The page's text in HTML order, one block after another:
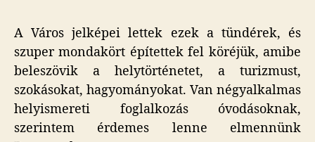
A Város jelképei lettek ezek a tündérek, és
szuper mondakört építettek fel köréjük, amibe
beleszövik a helytörténetet, a turizmust,
szokásokat, hagyományokat. Van négyalkalmas
helyismereti foglalkozás óvodásoknak,
szerintem érdemes lenne elmennünk